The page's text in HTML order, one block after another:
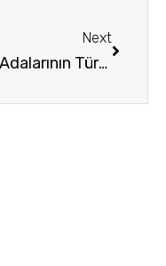
Next
Ege Adalarının Türkçe Yunanca Karşılıkları